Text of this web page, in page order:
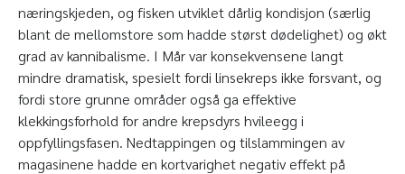
næringskjeden, og fisken utviklet dårlig kondisjon (særlig
blant de mellomstore som hadde størst dødelighet) og økt
grad av kannibalisme. I Mår var konsekvensene langt
mindre dramatisk, spesielt fordi linsekreps ikke forsvant, og
fordi store grunne områder også ga effektive
klekkingsforhold for andre krepsdyrs hvileegg i
oppfyllingsfasen. Nedtappingen og tilslammingen av
magasinene hadde en kortvarighet negativ effekt på